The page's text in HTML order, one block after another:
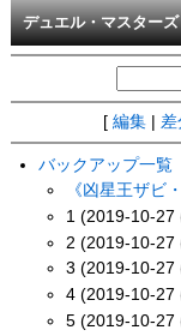
デュエル・マスター
[ 編集 差
バックアップ一覧
《凶星王ザビ
1 (2019-10-27
2 (2019-10-27
3 (2019-10-27
4 (2019-10-27
5 (2019-10-27